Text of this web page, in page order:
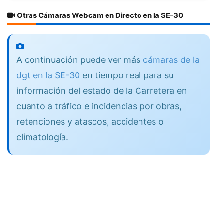
Otras Cámaras Webcam en Directo en la SE-30
A continuación puede ver más cámaras de la
dgt en la SE-30 en tiempo real para su
información del estado de la Carretera en
cuanto a tráfico e incidencias por obras,
retenciones y atascos, accidentes o
climatología.